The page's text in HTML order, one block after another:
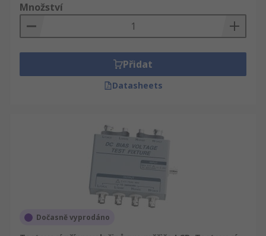
Množství
Přidat
Datasheets
Dočasně vyprodáno